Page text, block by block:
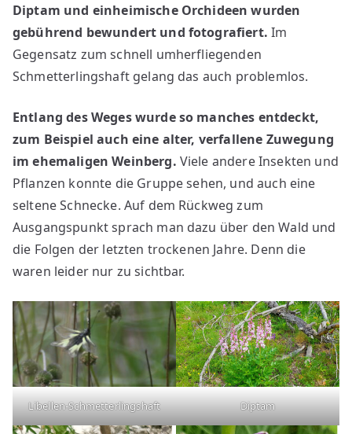
Diptam und einheimische Orchideen wurden
gebührend bewundert und fotografiert.Im
Gegensatz zum schnell umherfliegenden
Schmetterlingshaft gelang das auch problemlos.
Entlang des Weges wurde so manches entdeckt,
zum Beispiel auch eine alter, verfallene Zuwegung
im ehemaligen Weinberg. Viele andere Insekten und
Pflanzen konnte die Gruppe sehen, und auch eine
seltene Schnecke. Auf dem Rückweg zum
Ausgangspunkt sprach man dazu über den Wald und
die Folgen der letzten trockenen Jahre. Denn die
waren leider nur zu sichtbar.
Libellen-Schmetterlingshaft Diptam